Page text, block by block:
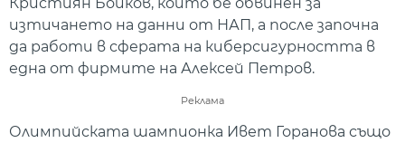
изтичането на данни от НАП, а после започна
да работи в сферата на киберсигурността в
една от фирмите на Алексей Петров.
Реклама
Олимпийската шампионка Ивет Горанова също